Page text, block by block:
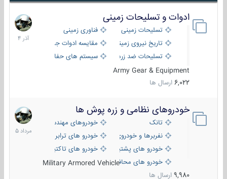
ادوات و تسلیحات زمینی
تسلیحات زمینی
فناوری زمینی
تاریخ نیروی زمینی
مقایسه ادوات جنگی
تسلیحات ضد زره
سیستم های حفاظت فعال
Army Gear & Equipment
6,022 ارسال ها
21
آذر
1404
خودروهای نظامی و زره پوش ها
تانک
خودروهای مهندسی
نفربرها و خودروی های رزمی پیاده نظام
خودرو های ترابری نظامی
خودرو های پشتیبانی آتش ، شناسایی و ضد تانک
خودرو های تاکتیکی نظامی
خودرو های محافظت شدهMilitary Armored Vehicle
9,980 ارسال ها
2
مرداد
1405